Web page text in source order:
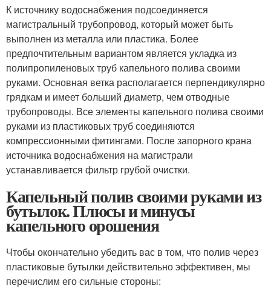
К источнику водоснабжения подсоединяется
магистральный трубопровод, который может быть
выполнен из металла или пластика. Более
предпочтительным вариантом является укладка из
полипропиленовых труб капельного полива своими
руками. Основная ветка располагается перпендикулярно
грядкам и имеет больший диаметр, чем отводные
трубопроводы. Все элементы капельного полива своими
руками из пластиковых труб соединяются
компрессионными фитингами. После запорного крана
источника водоснабжения на магистрали
устанавливается фильтр грубой очистки.
Капельный полив своими руками из
бутылок. Плюсы и минусы
капельного орошения
Чтобы окончательно убедить вас в том, что полив через
пластиковые бутылки действительно эффективен, мы
перечислим его сильные стороны: